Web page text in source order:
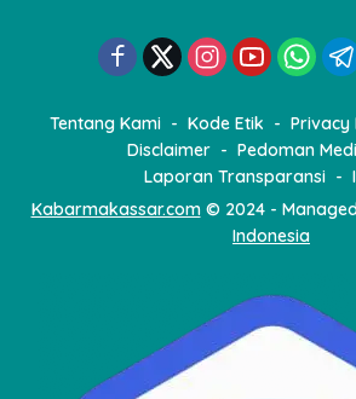
Tentang Kami Kode Etik Privacy
Disclaimer
Pedoman
Laporan Transparansi
Kabarmakassar.com© 2024 -
Indonesia